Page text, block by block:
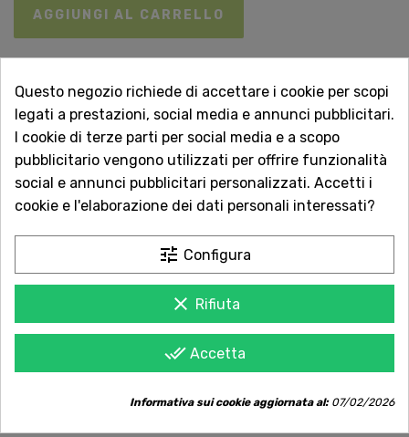
AGGIUNGI AL CARRELLO
 Non disponibile
Vuoi essere avvisato quando torna disponibile?
Inserisci la tua email.
AVVISAMI QUANDO DISPONIBILE
Acquista in totale sicurezza
Dal 1957 a Catania. Clicca e leggi le oltre
1.000 recensioni dei nostri clienti.
Spedizioni rapide
Questo negozio richiede di accettare i cookie per scopi
legati a prestazioni, social media e annunci pubblicitari.
I cookie di terze parti per social media e a scopo
pubblicitario vengono utilizzati per offrire funzionalità
social e annunci pubblicitari personalizzati. Accetti i
cookie e l'elaborazione dei dati personali interessati?
tune Configura
clear Rifiuta
done_all Accetta
Informativa sui cookie aggiornata al:07/02/2026